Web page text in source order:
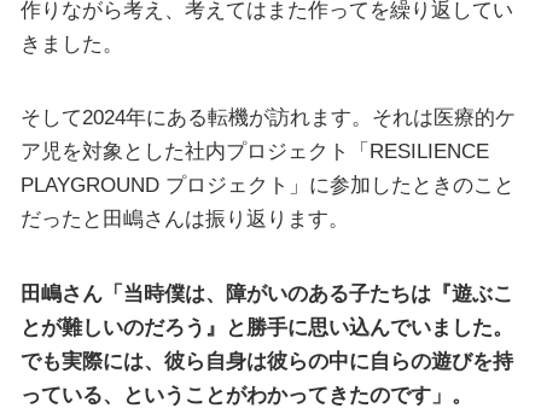
作りながら考え、考えてはまた作ってを繰り返してい
きました。
そして2024年にある転機が訪れます。それは医療的ケ
ア児を対象とした社内プロジェクト「RESILIENCE
PLAYGROUND プロジェクト」に参加したときのこと
だったと田嶋さんは振り返ります。
田嶋さん「当時僕は、障がいのある子たちは『遊ぶこ
とが難しいのだろう』と勝手に思い込んでいました。
でも実際には、彼ら自身は彼らの中に自らの遊びを持
っている、ということがわかってきたのです」。